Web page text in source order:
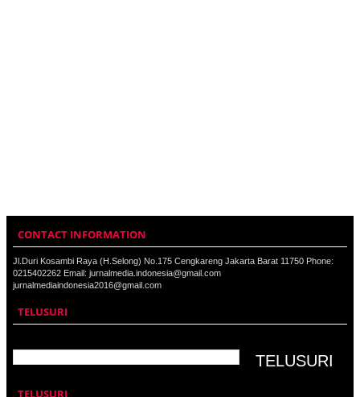
CONTACT INFORMATION
Jl.Duri Kosambi Raya (H.Selong) No.175 Cengkareng Jakarta Barat 11750 Phone:
0215402262 Email: jurnalmedia.indonesia@gmail.com
jurnalmediaindonesia2016@gmail.com
TELUSURI
TELUSURI